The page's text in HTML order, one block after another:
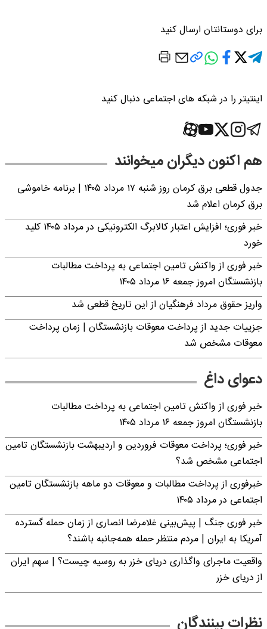
برای دوستانتان ارسال کنید
اینتیتر را در شبکه های اجتماعی دنبال کنید
هم اکنون دیگران میخوانند
جدول قطعی برق کرمان روز شنبه ۱۷ مرداد ۱۴۰۵ | برنامه خاموشی
برق کرمان اعلام شد
خبر فوری؛ افزایش اعتبار کالابرگ الکترونیکی در مرداد ۱۴۰۵ کلید
خورد
خبر فوری از واکنش تامین اجتماعی به پرداخت مطالبات
بازنشستگان امروز جمعه ۱۶ مرداد ۱۴۰۵
واریز حقوق مرداد فرهنگیان از این تاریخ قطعی شد
جزییات جدید از پرداخت معوقات بازنشستگان | زمان پرداخت
معوقات مشخص شد
دعوای داغ
خبر فوری از واکنش تامین اجتماعی به پرداخت مطالبات
بازنشستگان امروز جمعه ۱۶ مرداد ۱۴۰۵
خبر فوری؛ پرداخت معوقات فروردین و اردیبهشت بازنشستگان تامین
اجتماعی مشخص شد؟
خبرفوری از پرداخت مطالبات و معوقات دو ماهه بازنشستگان تامین
اجتماعی در مرداد ۱۴۰۵
خبر فوری جنگ | پیش‌بینی غلامرضا انصاری از زمان حمله گسترده
آمریکا به ایران | مردم منتظر حمله همه‌جانبه باشند؟
واقعیت ماجرای واگذاری دریای خزر به روسیه چیست؟ | سهم ایران
از دریای خزر
نظرات بینندگان